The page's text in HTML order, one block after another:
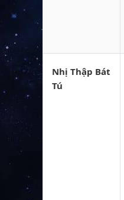
Nhị Thập Bát
Tú